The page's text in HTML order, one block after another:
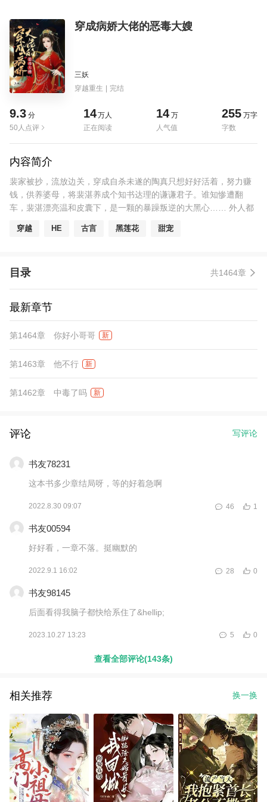
穿成病娇大佬的恶毒大嫂
三妖
穿越重生 | 完结
9.3 分
50人点评
14万人
正在阅读
14 万
人气值
255 万字
字数
内容简介
裴家被抄，流放边关，穿成自杀未遂的陶真只想好好活着，努力赚
钱，供养婆母，将裴湛养成个知书达理的谦谦君子。谁知惨遭翻
车，裴湛漂亮温和皮囊下，是一颗的暴躁叛逆的大黑心…… 外人都
道，裴湛是朵黑的不能再黑的黑莲花，从他们第一次见面他要掐死
穿越 HE 古言 黑莲花 甜宠
目录 共1464章
最新章节
第1464章 你好小哥哥 新
第1463章 他不行 新
第1462章 中毒了吗 新
评论 写评论
书友78231
这本书多少章结局呀，等的好着急啊
2022.8.30 09:07 1
46
书友00594
好好看，一章不落。挺幽默的
2022.9.1 16:02 0
28
书友98145
后面看得我脑子都快给系住了&hellip;
2023.10.27 13:23 0
5
查看全部评论(143条)
相关推荐 换一换